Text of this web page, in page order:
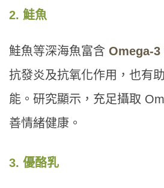
2. 鮭魚
鮭魚等深海魚富含 Omega-3
抗發炎及抗氧化作用，也有
能。研究顯示，充足攝取
善情緒健康。
3. 優酪乳